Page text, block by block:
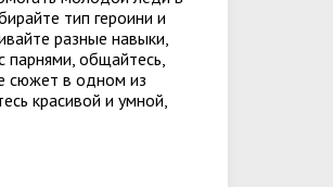
тип героини и
разные навыки,
парнями, общайтесь,
сюжет в одном из
красивой и умной,